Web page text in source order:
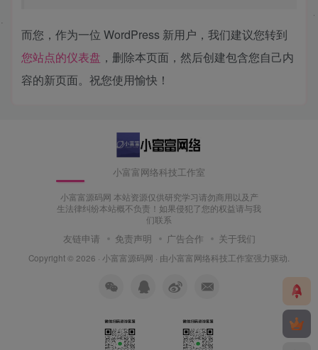
而您，作为一位 WordPress 新用户，我们建议您转到
您站点的仪表盘 ，删除本页面，然后创建包含您自己内
容的新页面。祝您使用愉快！
小富富网络科技工作室
小富富源码网 本站资源仅供研究学习请勿商用以及产
生法律纠纷本站概不负责！如果侵犯了您的权益请与我
们联系
友链申请 免责声明 广告合作 关于我们
Copyright © 2026 · 小富富源码网 · 由小富富网络科技工作室强力驱动.